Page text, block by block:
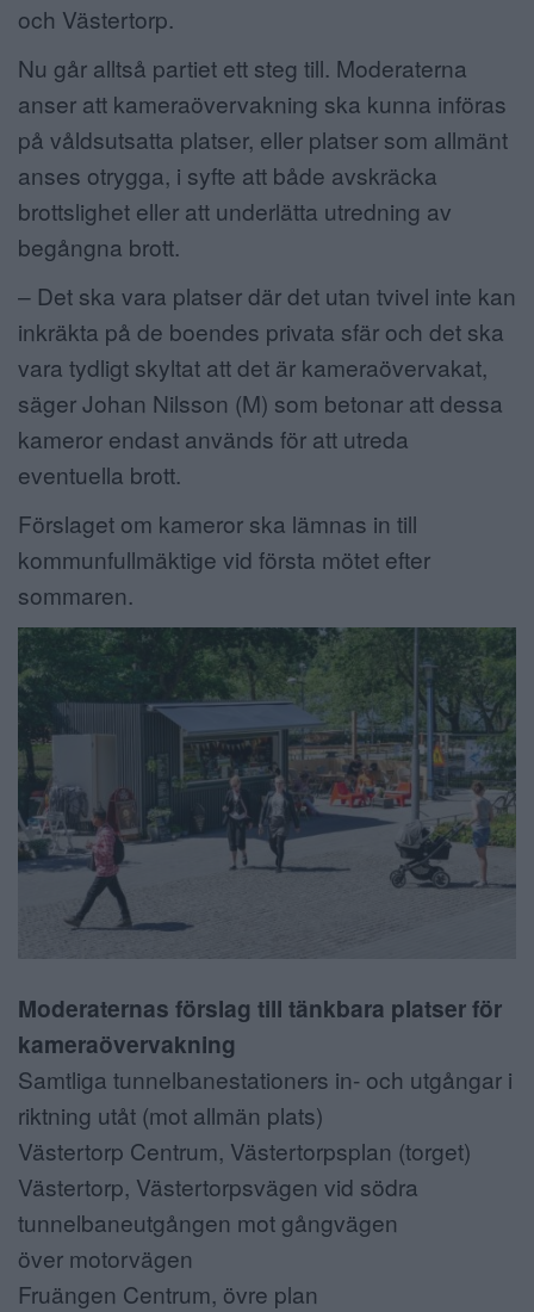
och Västertorp.
Nu går alltså partiet ett steg till. Moderaterna
anser att kameraövervakning ska kunna införas
på våldsutsatta platser, eller platser som allmänt
anses otrygga, i syfte att både avskräcka
brottslighet eller att underlätta utredning av
begångna brott.
– Det ska vara platser där det utan tvivel inte kan
inkräkta på de boendes privata sfär och det ska
vara tydligt skyltat att det är kameraövervakat,
säger Johan Nilsson (M) som betonar attdessa
kameror endast används för att utreda
eventuella brott.
Förslaget om kameror ska lämnas in till
kommunfullmäktige vid första mötet efter
sommaren.
Moderaternas förslag till tänkbara platser för
kameraövervakning
Samtliga tunnelbanestationers in- och utgångar i
riktning utåt (mot allmän plats)
Västertorp Centrum, Västertorpsplan (torget)
Västertorp, Västertorpsvägen vid södra
tunnelbaneutgången mot gångvägen
över motorvägen
Fruängen Centrum, övre plan